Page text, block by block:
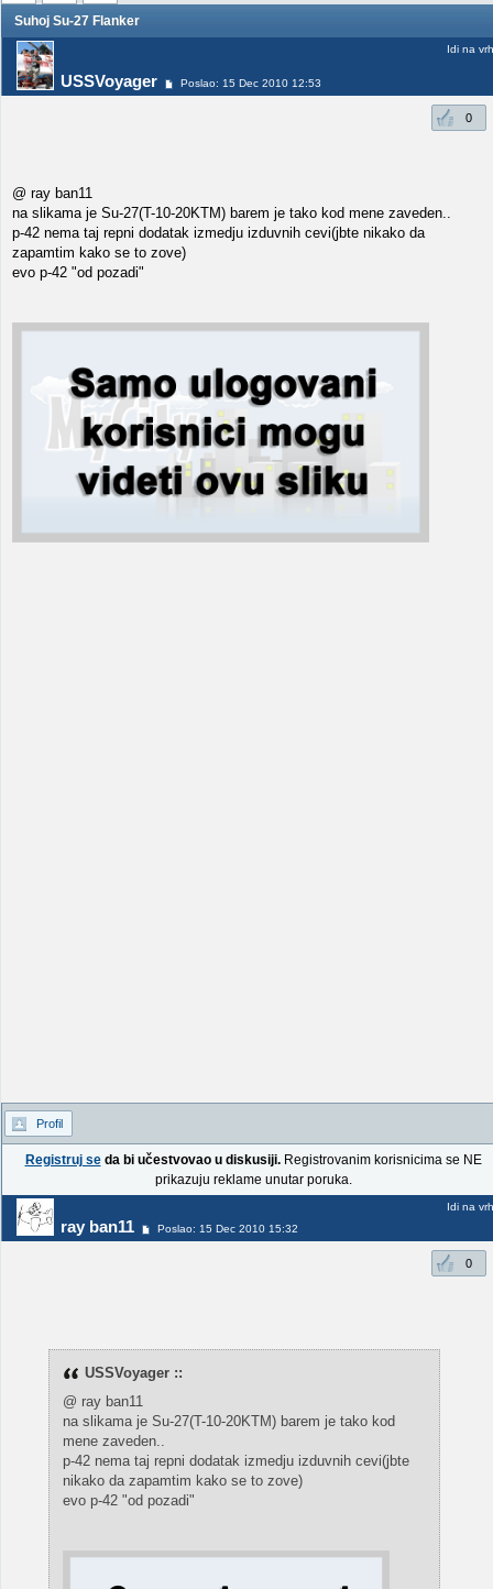
Suhoj Su-27 Flanker
USSVoyager Poslao: 15 Dec 2010 12:53
Idi na vrh
0
@ ray ban11
na slikama je Su-27(T-10-20KTM) barem je tako kod mene zaveden..
p-42 nema taj repni dodatak izmedju izduvnih cevi(jbte nikako da
zapamtim kako se to zove)
evo p-42 "od pozadi"
Profil
Registruj seda bi učestvovao u diskusiji.Registrovanim korisnicima se NE
prikazuju reklame unutar poruka.
ray ban11 Poslao: 15 Dec 2010 15:32
Idi na vrh
0
USSVoyager ::
@ ray ban11
na slikama je Su-27(T-10-20KTM) barem je tako kod
mene zaveden..
p-42 nema taj repni dodatak izmedju izduvnih cevi(jbte
nikako da zapamtim kako se to zove)
evo p-42 "od pozadi"